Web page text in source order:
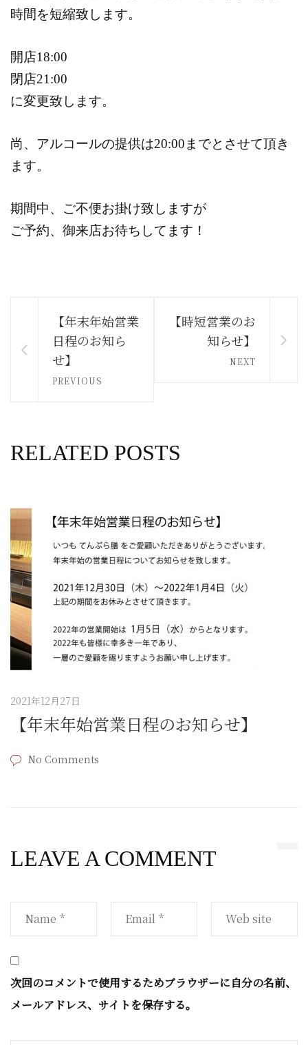
時間を短縮致します。
開店18:00
閉店21:00
に変更致します。
尚、アルコールの提供は20:00までとさせて頂き
ます。
期間中、ご不便お掛け致しますが
ご予約、御来店お待ちしてます！
【年末年始営業
日程のお知ら
せ】
PREVIOUS
【時短営業のお
知らせ】
NEXT
RELATED POSTS
2021年12月27日
【年末年始営業日程のお知らせ】
No Comments
LEAVE A COMMENT
次回のコメントで使用するためブラウザーに自分の名前、
メールアドレス、サイトを保存する。